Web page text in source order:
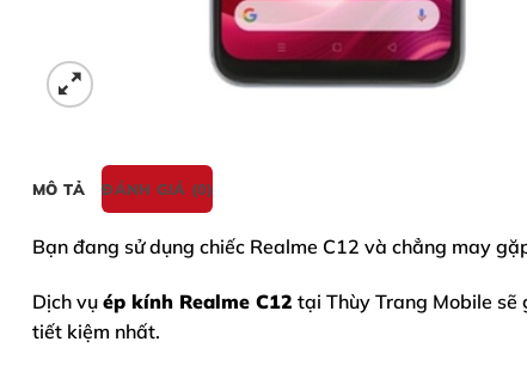
MÔ TẢ ĐÁNH GIÁ (0)
Bạn đang sử dụng chiếc Realme C12 và chẳng may
Dịch vụ ép kính Realme C12 tại Thùy Trang Mobile sẽ
tiết kiệm nhất.